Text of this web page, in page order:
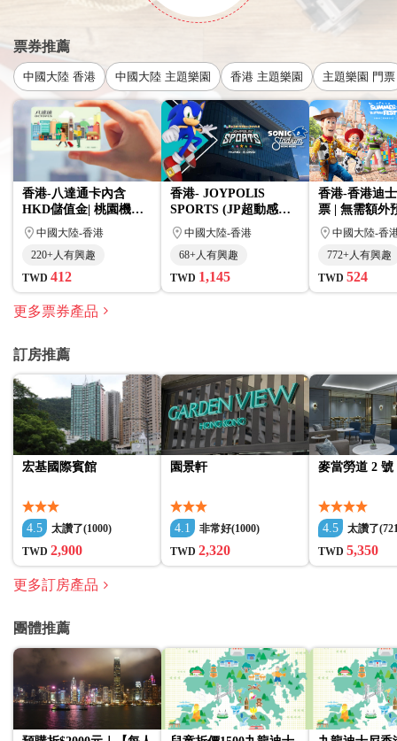
票券推薦
中國大陸 香港 中國大陸 主題樂園 香港 主題樂園 主題樂園 門票
香港-八達通卡內含
HKD儲值金| 桃園機場/
高雄小港領取
中國大陸-香港
220+人有興趣
TWD 412
香港- JOYPOLIS
SPORTS (JP超動感世
界) 不限平假日2小時超
動感全票|（免費贈送防
滑襪 + HKD 50 餐飲優
惠券)
中國大陸-香港
68+人有興趣
TWD 1,145
香港-香港迪
票 | 無需額外
中國大陸-香
772+人有興趣
TWD 524
更多票券產品
訂房推薦
宏基國際賓館
4.5
太讚了(1000)
TWD 2,900
園景軒
4.1
非常好(1000)
TWD 2,320
麥當勞道 2 號
4.5
太讚了
TWD 5,350
更多訂房產品
團體推薦